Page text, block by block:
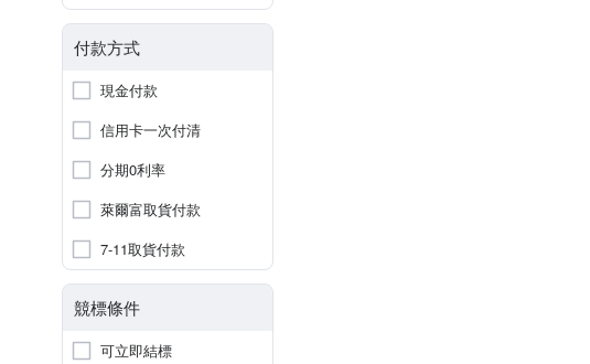
付款方式
現金付款
信用卡一次付清
分期0利率
萊爾富取貨付款
7-11取貨付款
競標條件
可立即結標